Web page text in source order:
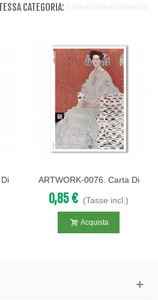
CATEGORIA:
ARTWORK-0076. Carta Di
Riso Opere D'arte Per
Decoupage.
0,85 € (Tasse incl.)
Acquista